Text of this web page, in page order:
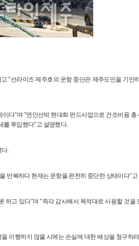
"선라이즈 제주호의 운항 중단은 제주도민을 기만
다"며 "연안선박 현대화 펀드사업으로 건조비용 총
를 투입했다"고 설명했다.
다.
반복하다 현재는 운항을 완전히 중단한 상태이다"고
하고 있다"며 "즉각 감사해서 목적대로 사용할 것을
이행하지 않을 시에는 손실에 대한 배상을 청구하